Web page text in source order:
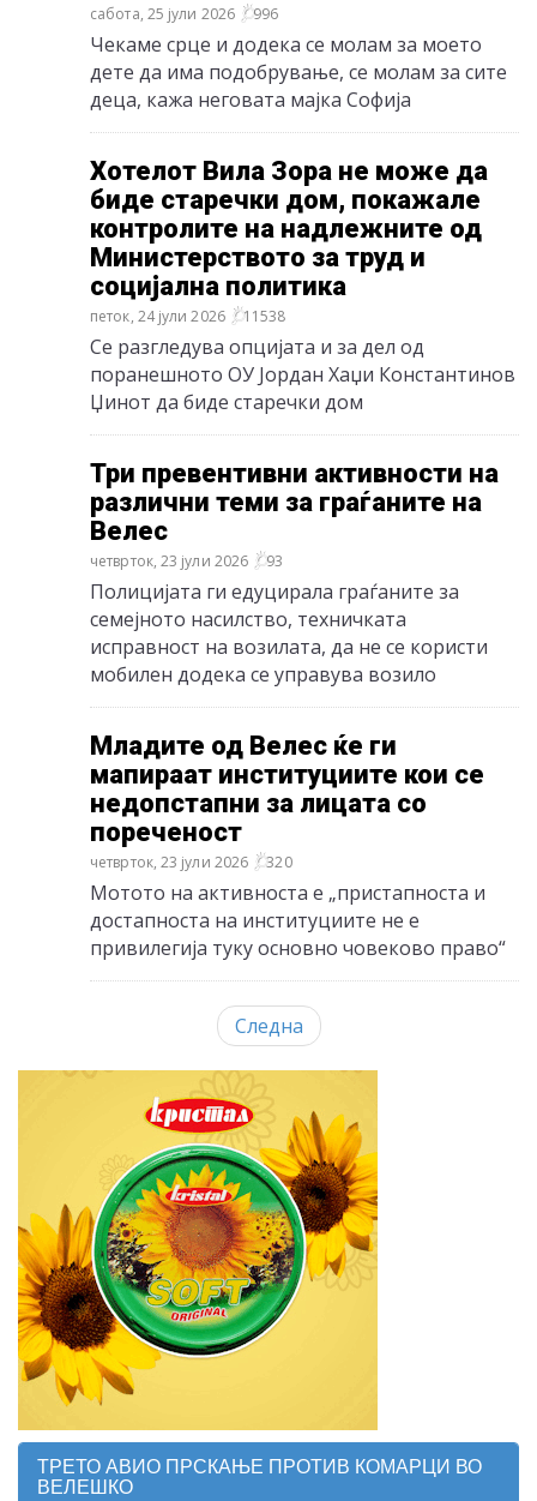
сабота, 25 јули 2026 996
Чекаме срце и додека се молам за моето
дете да има подобрување, се молам за сите
деца, кажа неговата мајка Софија
Хотелот Вила Зора не може да
биде старечки дом, покажале
контролите на надлежните од
Министерството за труд и
социјална политика
петок, 24 јули 2026 11538
Се разгледува опцијата и за дел од
поранешното ОУ Јордан Хаџи Константинов
Џинот да биде старечки дом
Три превентивни активности на
различни теми за граѓаните на
Велес
четврток, 23 јули 2026 93
Полицијата ги едуцирала граѓаните за
семејното насилство, техничката
исправност на возилата, да не се користи
мобилен додека се управува возило
Младите од Велес ќе ги
мапираат институциите кои се
недопстапни за лицата со
пореченост
четврток, 23 јули 2026 320
Мотото на активноста е „пристапноста и
достапноста на институциите не е
привилегија туку основно човеково право“
Следна
ТРЕТО АВИО ПРСКАЊЕ ПРОТИВ КОМАРЦИ ВО
ВЕЛЕШКО